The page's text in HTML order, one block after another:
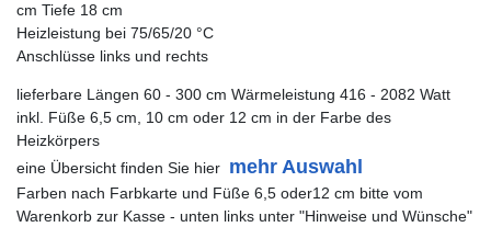
cm Tiefe 18 cm
Heizleistung bei 75/65/20 °C
Anschlüsse links und rechts
lieferbare Längen 60 - 300 cm Wärmeleistung 416 - 2082 Watt
inkl. Füße 6,5 cm, 10 cm oder 12 cm in der Farbe des
Heizkörpers
eine Übersicht finden Sie hier mehr Auswahl
Farben nach Farbkarte und Füße 6,5 oder12 cm bitte vom
Warenkorb zur Kasse - unten links unter "Hinweise und Wünsche"